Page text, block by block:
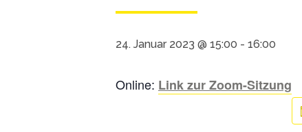
24. Januar 2023 @ 15:00 - 16:00
Online: Link zur Zoom-Sitzung